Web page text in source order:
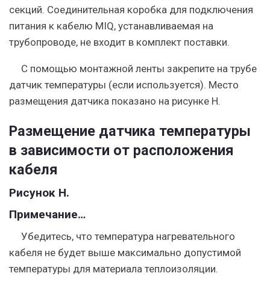
секций. Соединительная коробка для подключения
питания к кабелю MIQ, устанавливаемая на
трубопроводе, не входит в комплект поставки.
С помощью монтажной ленты закрепите на трубе
датчик температуры (если используется). Место
размещения датчика показано на рисунке Н.
Размещение датчика температуры
в зависимости от расположения
кабеля
Рисунок Н.
Примечание…
Убедитесь, что температура нагревательного
кабеля не будет выше максимально допустимой
температуры для материала теплоизоляции.